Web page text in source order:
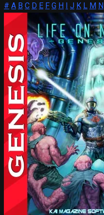
# A B C D E F G H I J K L M N